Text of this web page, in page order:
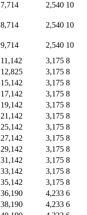
7,714 2,540 10
8,714 2,540 10
9,714 2,540 10
11,142 3,175 8
12,825 3,175 8
15,142 3,175 8
17,142 3,175 8
19,142 3,175 8
21,142 3,175 8
25,142 3,175 8
27,142 3,175 8
29,142 3,175 8
31,142 3,175 8
33,142 3,175 8
35,142 3,175 8
36,190 4,233 6
38,190 4,233 6